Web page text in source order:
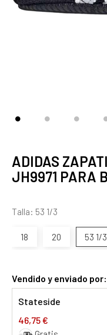
ADIDAS
JH9971 PARA
Talla: 53 1/3
18 20 53 1/3
Vendido y enviado por:
Stateside
46,75 €